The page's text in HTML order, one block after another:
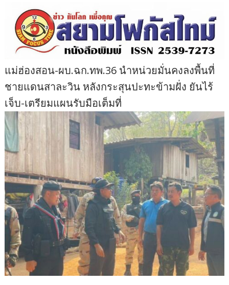
แม่ฮ่องสอน-ผบ.ฉก.ทพ.36 นำหน่วยมั่นคงลงพื้นที่
ชายแดนสาละวิน หลังกระสุนปะทะข้ามฝั่ง ยันไร้
เจ็บ-เตรียมแผนรับมือเต็มที่